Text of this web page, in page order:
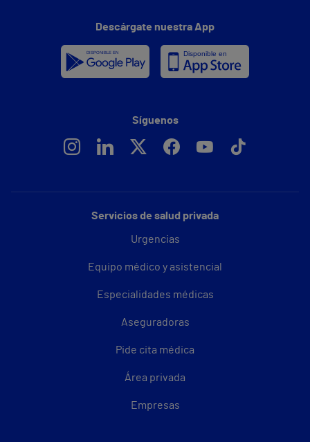
Servicios de salud privada
Urgencias
Equipo médico y asistencial
Especialidades médicas
Aseguradoras
Pide cita médica
Área privada
Empresas
Descárgate nuestra App
Síguenos